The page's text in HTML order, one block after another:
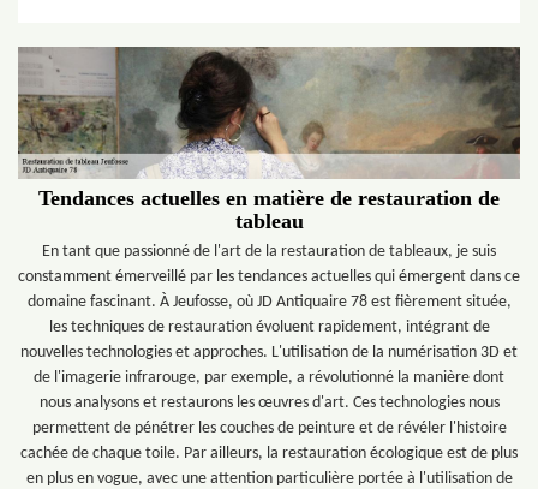
Tendances actuelles en matière de restauration de
tableau
En tant que passionné de l'art de la restauration de tableaux, je suis
constamment émerveillé par les tendances actuelles qui émergent dans ce
domaine fascinant. À Jeufosse, où JD Antiquaire 78 est fièrement située,
les techniques de restauration évoluent rapidement, intégrant de
nouvelles technologies et approches. L'utilisation de la numérisation 3D et
de l'imagerie infrarouge, par exemple, a révolutionné la manière dont
nous analysons et restaurons les œuvres d'art. Ces technologies nous
permettent de pénétrer les couches de peinture et de révéler l'histoire
cachée de chaque toile. Par ailleurs, la restauration écologique est de plus
en plus en vogue, avec une attention particulière portée à l'utilisation de